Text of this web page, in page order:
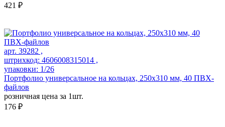
421 ₽
арт. 39282 ,
штрихкод: 4606008315014 ,
упаковки: 1/26
Портфолио универсальное на кольцах, 250х310 мм, 40 ПВХ-
файлов
розничная цена за 1шт.
176 ₽